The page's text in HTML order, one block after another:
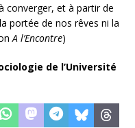
converger, et à partir de
portée de nos rêves ni la
A l’Encontre)
de l’Université